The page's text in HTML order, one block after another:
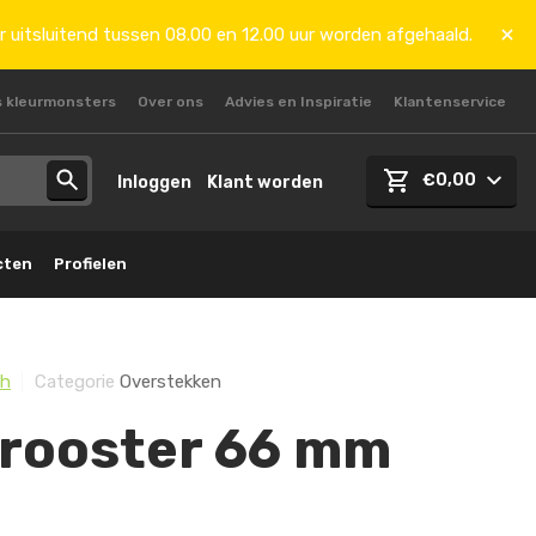
tussen 08.00 en 12.00 uur worden afgehaald.
kleurmonsters Over ons Advies en Inspiratie Klantenservice
Inloggen Klant worden €0,00
Profielen
Categorie Overstekken
66 mm